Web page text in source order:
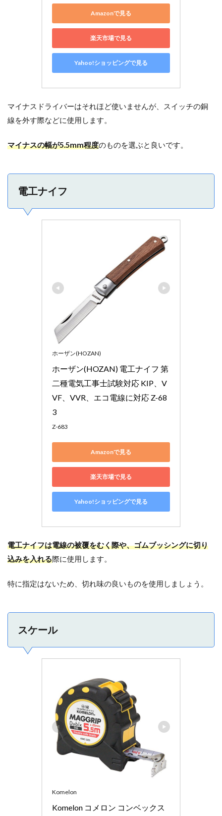
Amazonで見る
楽天市場で見る
Yahoo!ショッピングで見る
マイナスドライバーはそれほど使いませんが、スイッチの銅
線を外す際などに使用します。
マイナスの幅が5.5mm程度のものを選ぶと良いです。
電工ナイフ
ホーザン(HOZAN)
ホーザン(HOZAN) 電工ナイフ 第
二種電気工事士試験対応 KIP、V
VF、VVR、エコ電線に対応 Z-68
3
Z-683
Amazonで見る
楽天市場で見る
Yahoo!ショッピングで見る
電工ナイフは電線の被覆をむく際や、ゴムブッシングに切り
込みを入れる際に使用します。
特に指定はないため、切れ味の良いものを使用しましょう。
スケール
Komelon
Komelon コメロン コンベックス